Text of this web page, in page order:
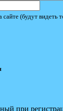
(будут видеть
при